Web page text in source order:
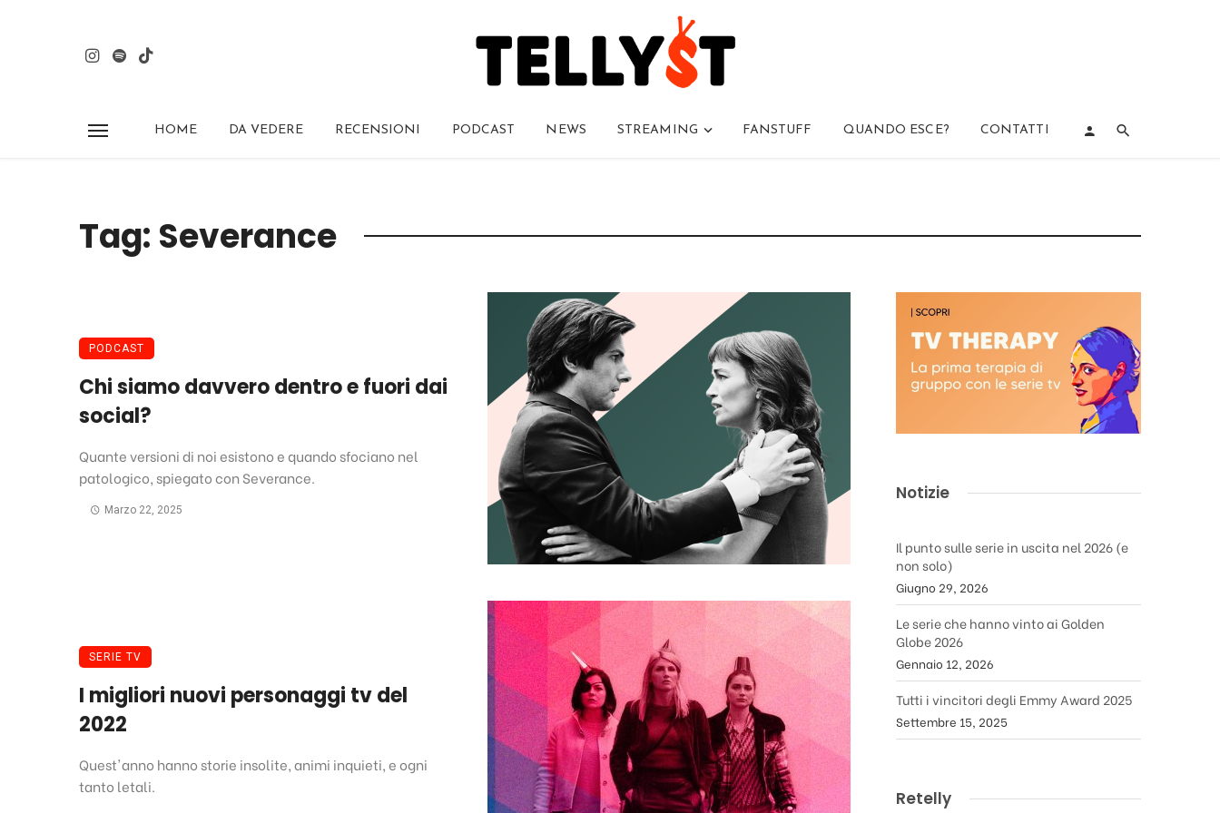
HOME DA VEDERE RECENSIONI PODCAST NEWS STREAMING FANSTUFF QUANDO ESCE? CONTATTI
Tag: Severance
PODCAST
Chi siamo davvero dentro e fuori dai
social?
Quante versioni di noi esistono e quando sfociano nel
patologico, spiegato con Severance.
Marzo 22, 2025
SERIE TV
I migliori nuovi personaggi tv del
2022
Quest'anno hanno storie insolite, animi inquieti, e ogni
tanto letali.
Notizie
Il punto sulle serie in uscita nel 2026 (e
non solo)
Giugno 29, 2026
Le serie che hanno vinto ai Golden
Globe 2026
Gennaio 12, 2026
Tutti i vincitori degli Emmy Award 2025
Settembre 15, 2025
Retelly